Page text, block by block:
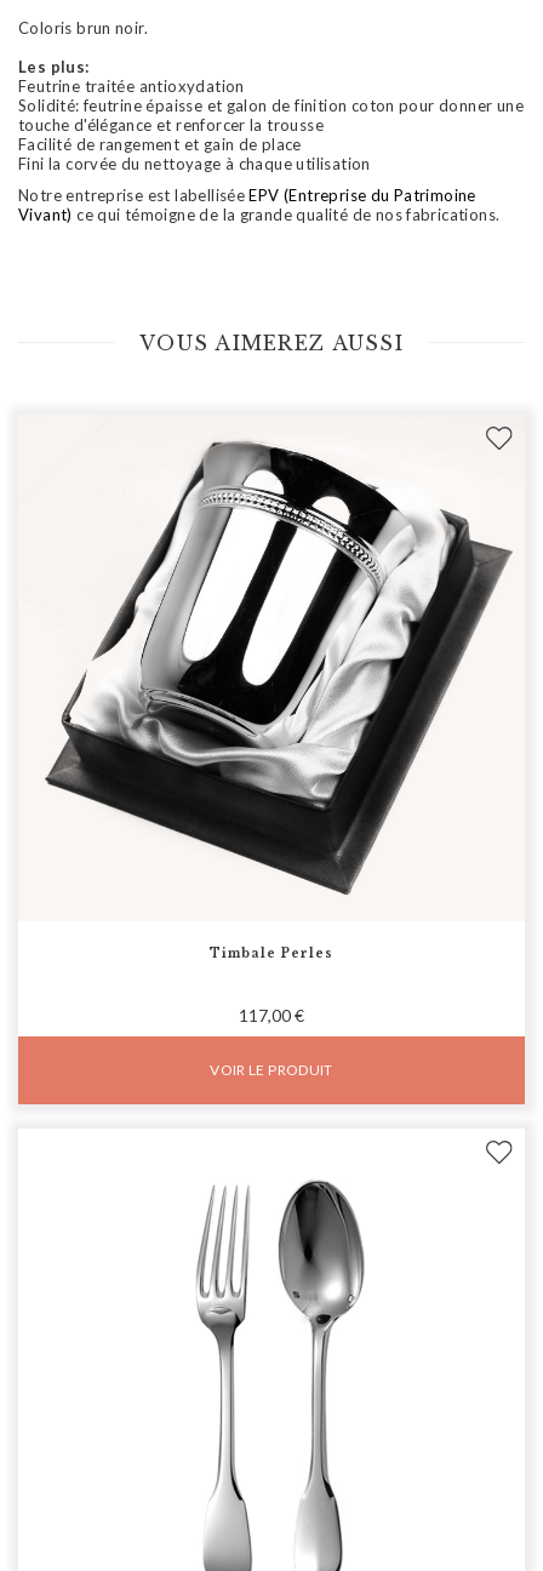
Coloris brun noir.
Les plus:
Feutrine traitée antioxydation
Solidité: feutrine épaisse et galon de finition coton pour donner une
touche d'élégance et renforcer la trousse
Facilité de rangement et gain de place
Fini la corvée du nettoyage à chaque utilisation
Notre entreprise est labelliséeEPV (Entreprise du Patrimoine
Vivant) ce qui témoigne de la grande qualité de nos fabrications.
VOUS AIMEREZ AUSSI
Timbale Perles
117,00 €
VOIR LE PRODUIT